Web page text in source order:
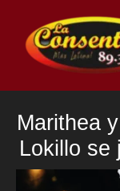
contenido
Marithea
Lokillo se